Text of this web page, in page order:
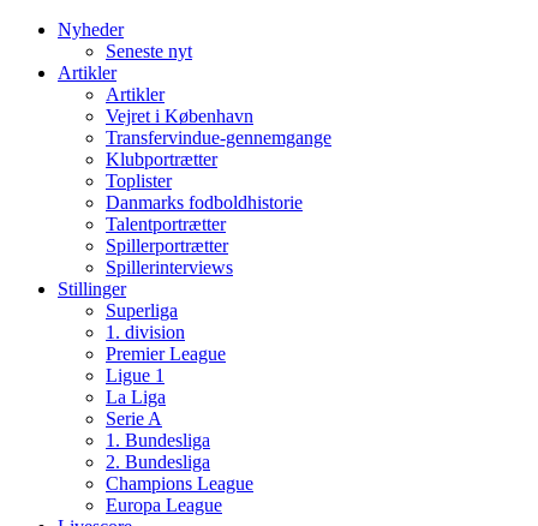
Nyheder
Seneste nyt
Artikler
Artikler
Vejret i København
Transfervindue-gennemgange
Klubportrætter
Toplister
Danmarks fodboldhistorie
Talentportrætter
Spillerportrætter
Spillerinterviews
Stillinger
Superliga
1. division
Premier League
Ligue 1
La Liga
Serie A
1. Bundesliga
2. Bundesliga
Champions League
Europa League